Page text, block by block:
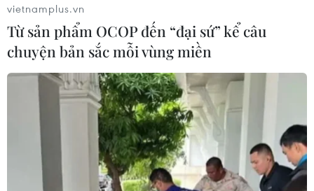
vietnamplus.vn
Từ sản phẩm OCOP đến “đại sứ” kể câu
chuyện bản sắc mỗi vùng miền